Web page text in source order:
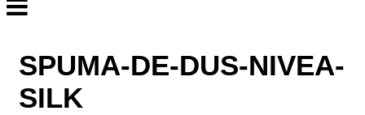
SPUMA-DE-DUS-NIVEA-
SILK